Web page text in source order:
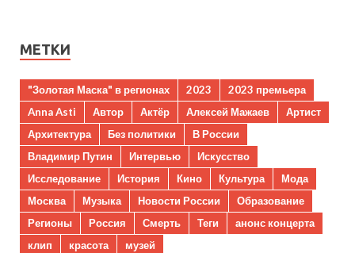
МЕТКИ
"Золотая Маска" в регионах 2023
2023 премьера
Anna Asti
Автор Актёр Алексей Мажаев
Артист
Архитектура
Без политики
В России
Владимир Путин
Интервью
Искусство
Исследование
История Кино Культура
Мода
Москва
Музыка Новости России
Образование
Регионы
Россия Смерть Теги
анонс концерта
клип
красота
музей